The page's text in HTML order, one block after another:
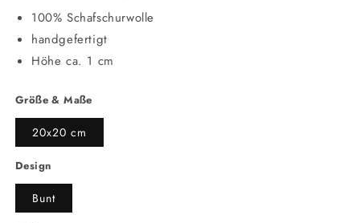
100% Schafschurwolle
handgefertigt
Höhe ca. 1 cm
Größe & Maße
20x20 cm
Design
Bunt